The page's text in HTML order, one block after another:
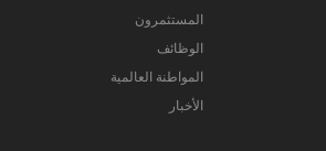
المستثمرون
الوظائف
المواطنة العالمية
الأخبار